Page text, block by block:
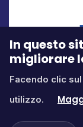
Icone di
In questo
migliorare
Facendo clic
utilizzo.